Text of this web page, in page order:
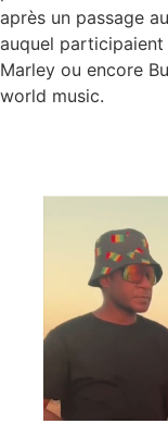
après un passage
auquel
Marley ou encore
world music.